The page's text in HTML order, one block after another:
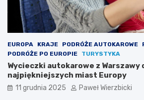
EUROPA KRAJE PODRÓŻE AUTOKAROWE
PODRÓŻE PO EUROPIE
TURYSTYKA
Wycieczki autokarowe z Warszawy
najpiękniejszych miast Europy
11 grudnia 2025 Paweł Wierzbicki